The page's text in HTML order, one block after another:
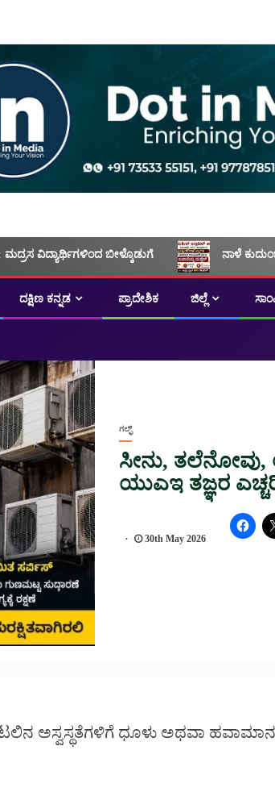
ವಿದ್ಯಾರ್ಥಿಗಳಿಂದ ಬೀಳ್ಕೊಡುಗೆ ನಾಳೆ
ದಕ್ಷಿಣ ಕನ್ನಡ ಪ್ರಾದೇಶಿಕ ಜಿಲ್ಲೆ
ಗಲ್ಫ್
ಸೀನು,
ಯುಎಇ ತಜ್ಞರ
30th May 2026
ಅಸ್ವಸ್ಥತೆಗಳಿಗೆ ಧೂಳು ಅಥವಾ ಹವಾಮಾನ